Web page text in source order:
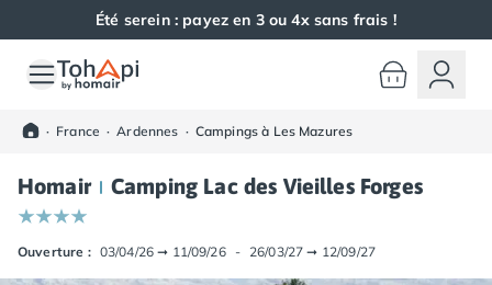
Été serein : payez en 3 ou 4x sans frais !
Toutes nos destinations
Camping Alsace
Camping Haut-Rhin
Camping Colmar
Camping Mulhouse
· France · Ardennes · Campings à Les Mazures
Homair Camping Lac des Vieilles Forges
Ouverture : 03/04/26 ➞ 11/09/26 - 26/03/27 ➞ 12/09/27